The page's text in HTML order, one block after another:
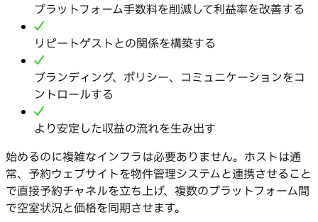
プラットフォーム手数料を削減して利益率を改善する
リピートゲストとの関係を構築する
ブランディング、ポリシー、コミュニケーションをコ
ントロールする
より安定した収益の流れを生み出す
始めるのに複雑なインフラは必要ありません。ホストは通
常、予約ウェブサイトを物件管理システムと連携させること
で直接予約チャネルを立ち上げ、複数のプラットフォーム間
で空室状況と価格を同期させます。